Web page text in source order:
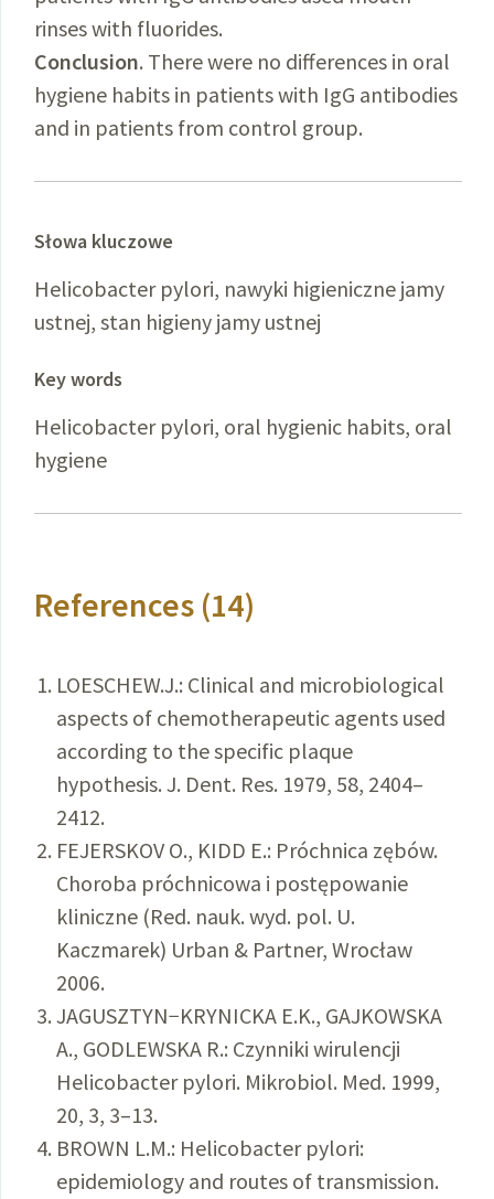
rinses with fluorides.
Conclusion. There were no differences in oral
hygiene habits in patients with IgG antibodies
and in patients from control group.
Słowa kluczowe
Helicobacter pylori, nawyki higieniczne jamy
ustnej, stan higieny jamy ustnej
Key words
Helicobacter pylori, oral hygienic habits, oral
hygiene
References (14)
LOESCHEW.J.: Clinical and microbiological
aspects of chemotherapeutic agents used
according to the specific plaque
hypothesis. J. Dent. Res. 1979, 58, 2404–
2412.
FEJERSKOV O., KIDD E.: Próchnica zębów.
Choroba próchnicowa i postępowanie
kliniczne (Red. nauk. wyd. pol. U.
Kaczmarek) Urban & Partner, Wrocław
2006.
JAGUSZTYN−KRYNICKA E.K., GAJKOWSKA
A., GODLEWSKA R.: Czynniki wirulencji
Helicobacter pylori. Mikrobiol. Med. 1999,
20, 3, 3–13.
BROWN L.M.: Helicobacter pylori:
epidemiology and routes of transmission.